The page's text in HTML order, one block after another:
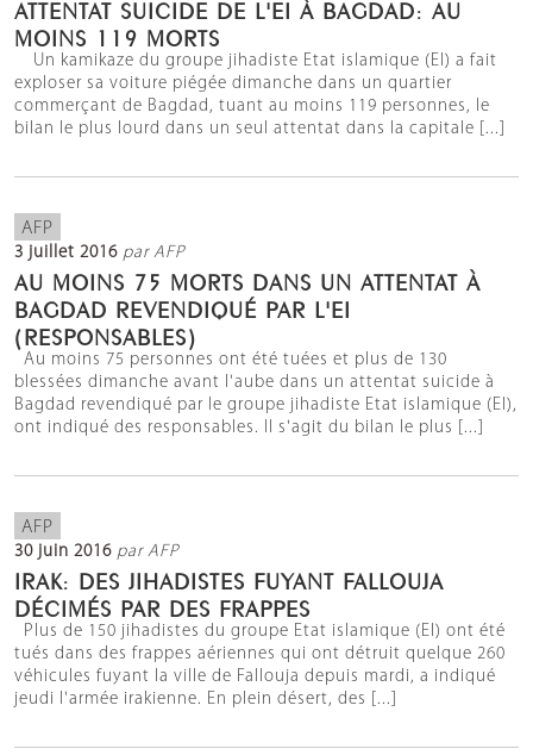
ATTENTAT SUICIDE DE L'EI À BAGDAD: AU
MOINS 119 MORTS
Un kamikaze du groupe jihadiste Etat islamique (EI) a fait
exploser sa voiture piégée dimanche dans un quartier
commerçant de Bagdad, tuant au moins 119 personnes, le
bilan le plus lourd dans un seul attentat dans la capitale [...]
AFP
3 juillet 2016 par AFP
AU MOINS 75 MORTS DANS UN ATTENTAT À
BAGDAD REVENDIQUÉ PAR L'EI
(RESPONSABLES)
Au moins 75 personnes ont été tuées et plus de 130
blessées dimanche avant l'aube dans un attentat suicide à
Bagdad revendiqué par le groupe jihadiste Etat islamique (EI),
ont indiqué des responsables. Il s'agit du bilan le plus [...]
AFP
30 juin 2016 par AFP
IRAK: DES JIHADISTES FUYANT FALLOUJA
DÉCIMÉS PAR DES FRAPPES
Plus de 150 jihadistes du groupe Etat islamique (EI) ont été
tués dans des frappes aériennes qui ont détruit quelque 260
véhicules fuyant la ville de Fallouja depuis mardi, a indiqué
jeudi l'armée irakienne. En plein désert, des [...]